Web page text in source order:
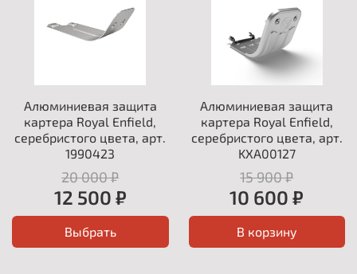
Алюминиевая защита
картера Royal Enfield,
серебристого цвета, арт.
1990423
20 000 ₽
12 500 ₽
Выбрать
Алюминиевая защита
картера Royal Enfield,
серебристого цвета, арт.
KXA00127
15 900 ₽
10 600 ₽
В корзину